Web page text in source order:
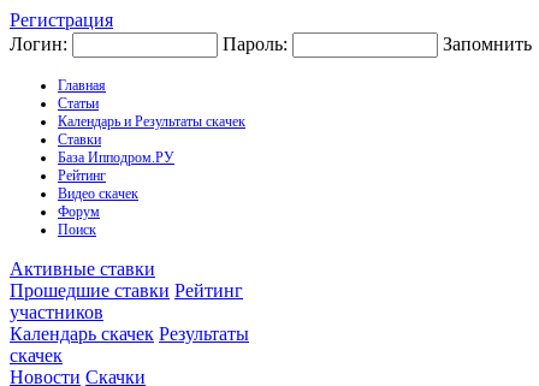
Регистрация
Логин:
Пароль: Запомнить
Главная
Статьи
Календарь и Результаты скачек
Ставки
База Ипподром.РУ
Рейтинг
Видео скачек
Форум
Поиск
Активные ставки
Прошедшие ставки Рейтинг
участников
Календарь скачек Результаты
скачек
Новости Скачки